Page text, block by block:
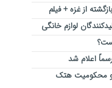
از غزه + فیلم
لوازم خانگی
اعلام شد
و محکومیت هتک